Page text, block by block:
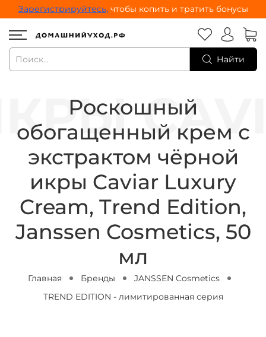
Зарегистрируйтесь,чтобы копить и тратить бонусы
Найти
Роскошный
обогащенный крем с
экстрактом чёрной
икры Caviar Luxury
Cream, Trend Edition,
Janssen Cosmetics, 50
мл
Главная Бренды
JANSSEN Cosmetics
TREND EDITION - лимитированная серия